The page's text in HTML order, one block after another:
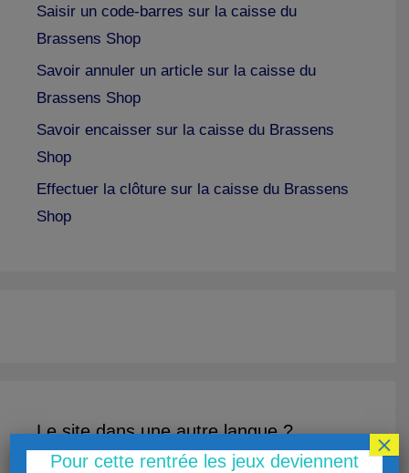
Saisir un code-barres sur la caisse du
Brassens Shop
Savoir annuler un article sur la caisse du
Brassens Shop
Savoir encaisser sur la caisse du Brassens
Shop
Effectuer la clôture sur la caisse du Brassens
Shop
Le site dans une autre langue ?
Pour cette rentrée les jeux deviennent
×